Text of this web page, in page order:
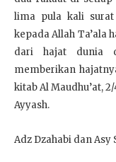
lima pula kali
kepada Allah Ta’ala
dari hajat dunia
memberikan
kitab Al Maudhu’at,
Ayyash.
Adz Dzahabi dan Asy